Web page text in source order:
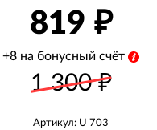
819
+8 на бонусный счёт
1 300₽
Артикул: U 703